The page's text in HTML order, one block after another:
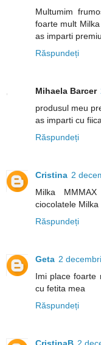
Multumim
foarte mult
as imparti
Răspundeți
Mihaela Barcer
produsul meu
as imparti cu
Răspundeți
Cristina 2
Milka
ciocolatele Milka
Răspundeți
Geta 2
Imi place foarte
cu fetita mea
Răspundeți
CristinaB 2